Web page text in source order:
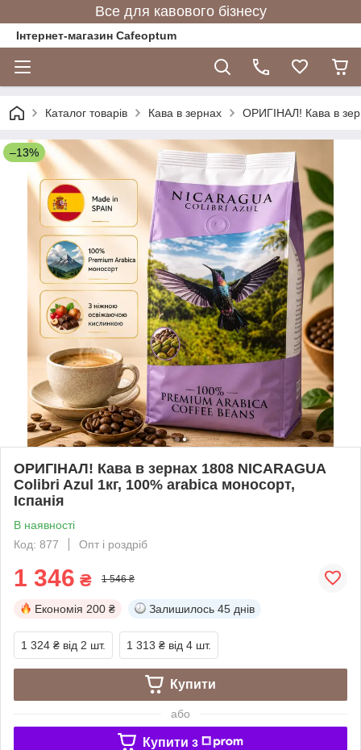
Все для кавового бізнесу
Інтернет-магазин Cafeoptum
Каталог товарів Кава в зернах ОРИГІНАЛ! Кава в
–13%
ОРИГІНАЛ! Кава в зернах 1808 NICARAGUA
Colibri Azul 1кг, 100% arabica моносорт,
Іспанія
В наявності
Код: 877
Опт і роздріб
1 346 ₴ 1 546 ₴
Економія 200 ₴ Залишилось 45 днів
1 324 ₴ від 2 шт. 1 313 ₴ від 4 шт.
Купити
або
Купити з